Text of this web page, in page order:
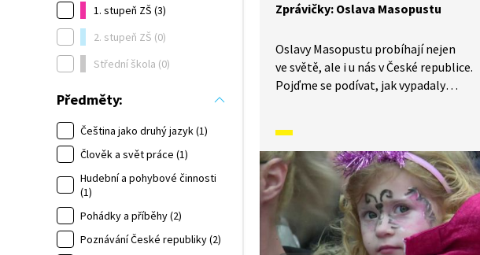
1. stupeň ZŠ (3)
2. stupeň ZŠ (0)
Střední škola (0)
Předměty:
Čeština jako druhý jazyk (1)
Člověk a svět práce (1)
Hudební a pohybové činnosti
(1)
Pohádky a příběhy (2)
Poznávání České republiky (2)
Zprávičky: Oslava Masopustu
Oslavy Masopustu probíhají nejen
ve světě, ale i u nás v České republice.
Pojďme se podívat, jak vypadaly